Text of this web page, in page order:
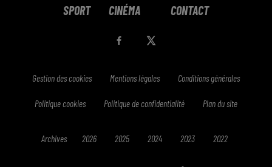
SPORT CINÉMA CONTACT
Gestion des cookies Mentions légales Conditions générales
Politique cookies Politique de confidentialité Plan du site
Archives 2026 2025 2024 2023 2022